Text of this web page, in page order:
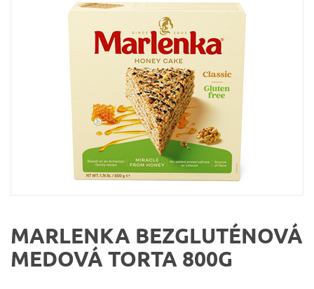
MARLENKA BEZGLUTÉNOVÁ
MEDOVÁ TORTA 800G